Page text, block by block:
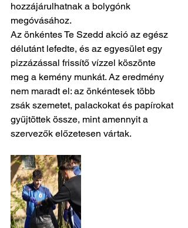
hozzájárulhatnak a bolygónk
megóvásához.
Az önkéntes Te Szedd akció az egész
délutánt lefedte, és az egyesület egy
pizzázással frissítő vízzel köszönte
meg a kemény munkát. Az eredmény
nem maradt el: az önkéntesek több
zsák szemetet, palackokat és papírokat
gyűjtöttek össze, mint amennyit a
szervezők előzetesen vártak.